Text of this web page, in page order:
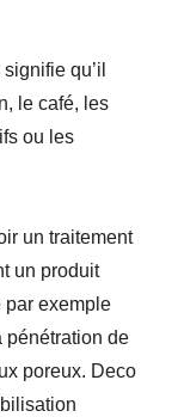
qu’il
le café, les
ou les
un traitement
un produit
par exemple
pénétration de
poreux. Deco